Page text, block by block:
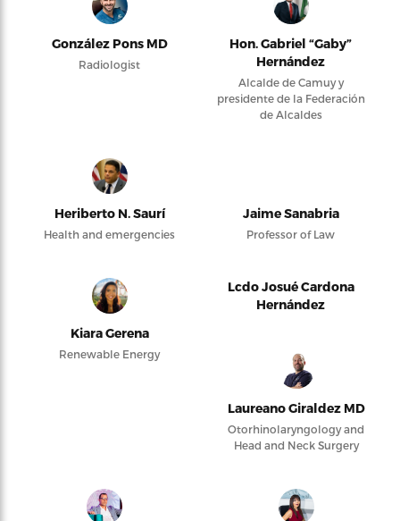
González Pons MD
Radiologist
Hon. Gabriel “Gaby”
Hernández
Alcalde de Camuy y
presidente de la Federación
de Alcaldes
Heriberto N. Saurí
Health and emergencies
Jaime Sanabria
Professor of Law
Kiara Gerena
Renewable Energy
Lcdo Josué Cardona
Hernández
Laureano Giraldez MD
Otorhinolaryngology and
Head and Neck Surgery